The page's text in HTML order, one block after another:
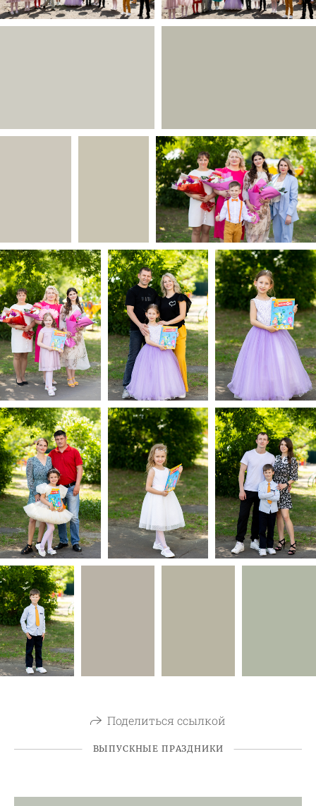
Поделиться ссылкой
ВЫПУСКНЫЕ ПРАЗДНИКИ